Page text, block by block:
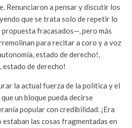
Renunciaron a pensar y discutir los
que se trata solo de repetir lo
fracasados—, pero más
para recitar a coro y a voz
estado de derecho!,
estado de derecho!
la actual fuerza de la política y el
un bloque pueda decirse
popular con credibilidad. ¡Era
las cosas fragmentadas en